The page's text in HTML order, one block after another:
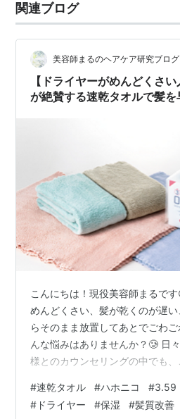
関連ブログ
美容師まるのヘアケア研究ブログ
【ドライヤーがめんどくさ
が絶賛する速乾タオルで髪を
こんにちは！現役美容師まるで
めんどくさい、髪が乾くのが遅
らそのまま放置してあとでごわ
んな悩みはありませんか？🥲 ​日
様とのカウンセリングの中でも
イヤーを終わらせるアイテムです
の私がタオルの構造や髪の摩擦に
#速乾タオル #ハホニコ #3.59
# ドライヤー #保湿 #髪質改善